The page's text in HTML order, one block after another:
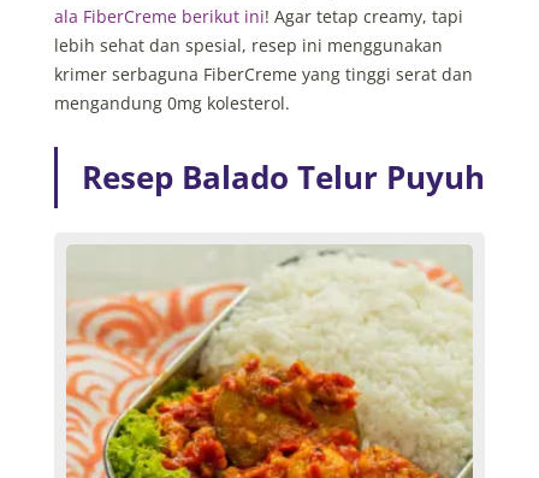
ala FiberCreme berikut ini! Agar tetap creamy, tapi
lebih sehat dan spesial, resep ini menggunakan
krimer serbaguna FiberCreme yang tinggi serat dan
mengandung 0mg kolesterol.
Resep Balado Telur Puyuh